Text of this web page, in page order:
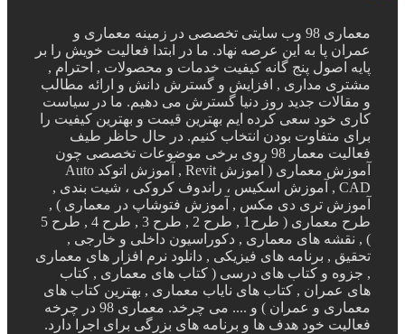
معماری 98 وب سایتی تخصصی در زمینه معماری و
عمران پا به این عرصه نهاد. ما در ابتدا فعالیت خویش را بر
پایه اصول پنج گانه کیفیت خدمات و محصولات , احترام ,
مشتری مداری , افزایش و گسترش دانش و ارائه مطالب
و مقالات جدید روز دنیا گسترش می دهیم. ما در سیاست
کاری خود سعی کرده ایم بهترین قیمت و بهترین کیفیت را
برای متفاوت بودن انتخاب کنیم. در حال حاظر طیف
فعالیت معمار 98 روی برخی موضوعات تخصصی چون
آموزش معماری ( آموزش Revit , آموزش اتوکد Auto
CAD , آموزش اسکیس ، راندوف کروکی ، شیت بندی ,
آموزش تری دی مکس , آموزش فتوشاپ در معماری ) ,
طرح معماری ( طرح1 , طرح 2 , طرح 3 , طرح 4 , طرح 5
) , نقشه های معماری , دکوراسیون داخلی و خارجی ,
تحقیق , برنامه های فیزیکی , دانلود نرم افزار های معماری
, جزوه و کتاب های درسی ( کتاب های معماری , کتاب
های عمران , کتاب های نایاب معماری , بهترین کتاب های
معماری و عمران ) و .... می چرخد. معماری 98 در چرخه
فعالیت خود هدف ها و برنامه های بزرگی برای اجرا دارد.